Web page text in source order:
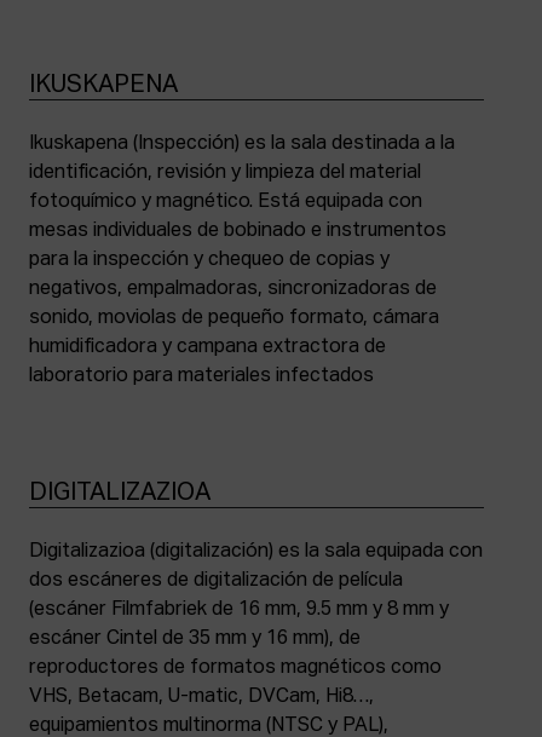
IKUSKAPENA
Ikuskapena (Inspección) es la sala destinada a la
identificación, revisión y limpieza del material
fotoquímico y magnético. Está equipada con
mesas individuales de bobinado e instrumentos
para la inspección y chequeo de copias y
negativos, empalmadoras, sincronizadoras de
sonido, moviolas de pequeño formato, cámara
humidificadora y campana extractora de
laboratorio para materiales infectados
DIGITALIZAZIOA
Digitalizazioa (digitalización) es la sala equipada con
dos escáneres de digitalización de película
(escáner Filmfabriek de 16 mm, 9.5 mm y 8 mm y
escáner Cintel de 35 mm y 16 mm), de
reproductores de formatos magnéticos como
VHS, Betacam, U-matic, DVCam, Hi8…,
equipamientos multinorma (NTSC y PAL),